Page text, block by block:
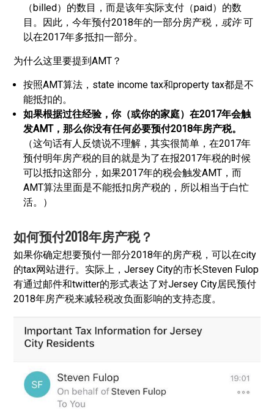
（billed）的数目，而是该年实际支付（paid）的数
目。因此，今年预付2018年的一部分房产税，或许可
以在2017年多抵扣一部分。
为什么这里要提到AMT？
按照AMT算法，state income tax和property tax都是不
能抵扣的。
如果根据过往经验，你（或你的家庭）在2017年会触
发AMT，那么你没有任何必要预付2018年房产税。
（这句话有人反馈说不理解，其实很简单，在2017年
预付明年房产税的目的就是为了在报2017年税的时候
可以抵扣这部分，如果2017年的税会触发AMT，而
AMT算法里面是不能抵扣房产税的，所以相当于白忙
活。）
如何预付2018年房产税？
如果你确定想要预付一部分2018年的房产税，可以在city
的tax网站进行。实际上，Jersey City的市长Steven Fulop
有通过邮件和twitter的形式表达了对Jersey City居民预付
2018年房产税来减轻税改负面影响的支持态度。